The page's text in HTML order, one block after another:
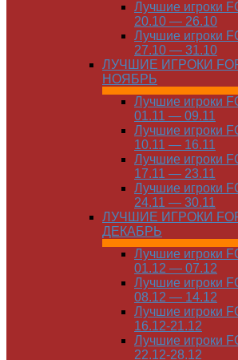
Лучшие игроки
20.10 — 26.10
Лучшие игроки
27.10 — 31.10
ЛУЧШИЕ ИГРОКИ
НОЯБРЬ
Лучшие игроки
01.11 — 09.11
Лучшие игроки
10.11 — 16.11
Лучшие игроки
17.11 — 23.11
Лучшие игроки
24.11 — 30.11
ЛУЧШИЕ ИГРОКИ
ДЕКАБРЬ
Лучшие игроки
01.12 — 07.12
Лучшие игроки
08.12 — 14.12
Лучшие игроки
16.12-21.12
Лучшие игроки
22.12-28.12